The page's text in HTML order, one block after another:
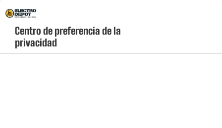
Menú
geolocation-header-icon-text
account
Centro de preferencia de la
privacidad